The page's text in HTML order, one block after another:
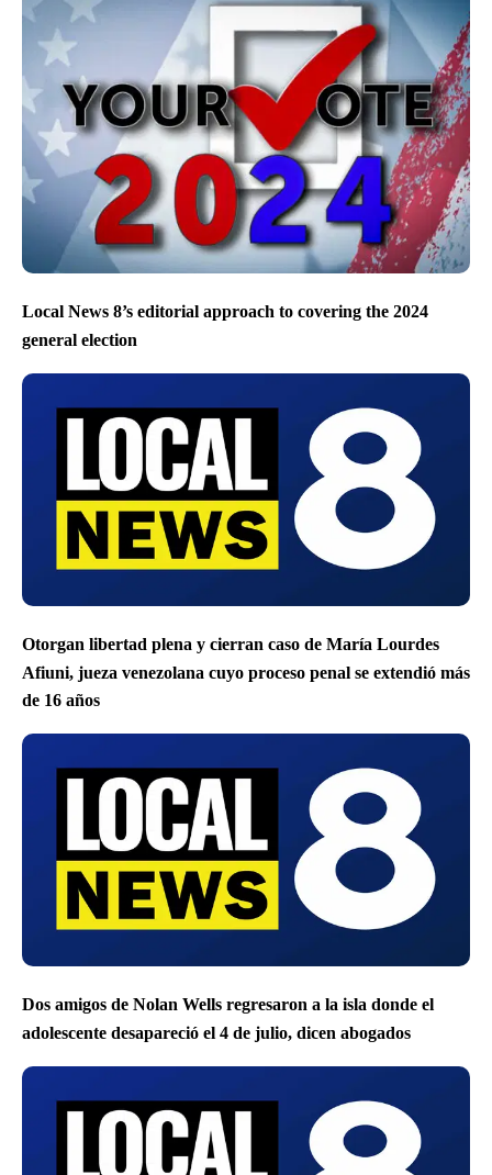
Local News 8’s editorial approach to covering the 2024
general election
Otorgan libertad plena y cierran caso de María Lourdes
Afiuni, jueza venezolana cuyo proceso penal se extendió más
de 16 años
Dos amigos de Nolan Wells regresaron a la isla donde el
adolescente desapareció el 4 de julio, dicen abogados